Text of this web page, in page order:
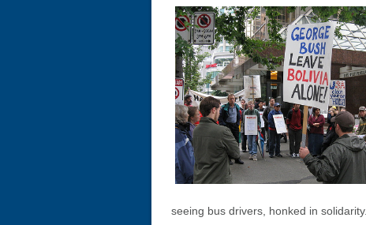
seeing bus drivers, honked in solidarity.